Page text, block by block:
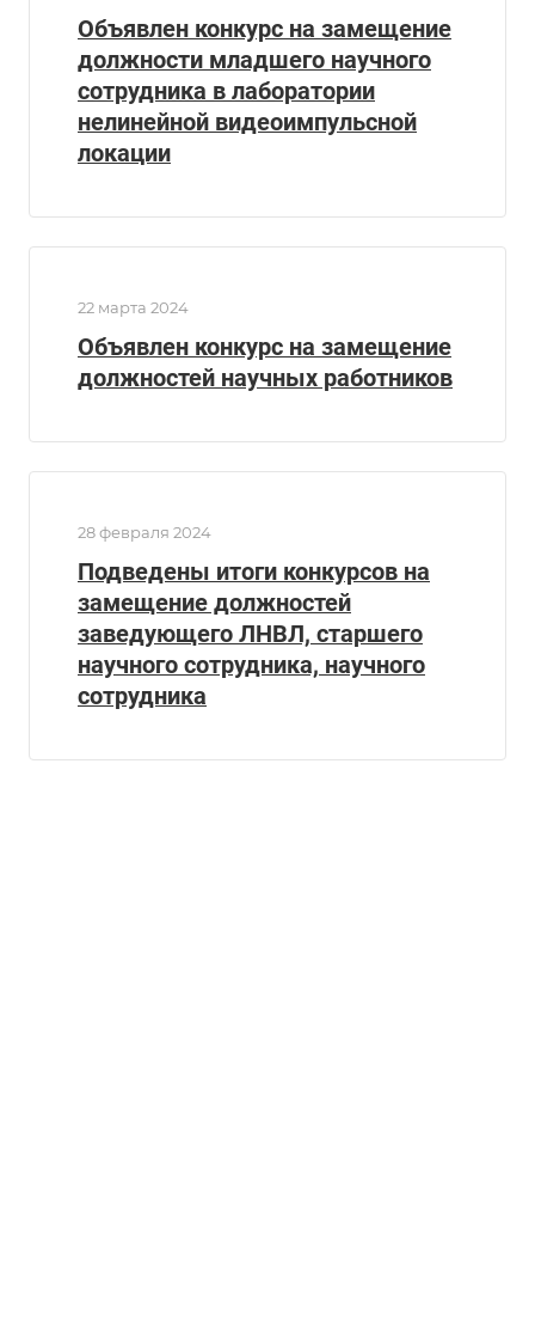
Объявлен конкурс на замещение
должности младшего научного
сотрудника в лаборатории
нелинейной видеоимпульсной
локации
22 марта 2024
Объявлен конкурс на замещение
должностей научных работников
28 февраля 2024
Подведены итоги конкурсов на
замещение должностей
заведующего ЛНВЛ, старшего
научного сотрудника, научного
сотрудника